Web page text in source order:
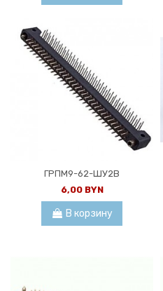
ГРПМ9-62-ШУ2В
6,00 BYN
В корзину